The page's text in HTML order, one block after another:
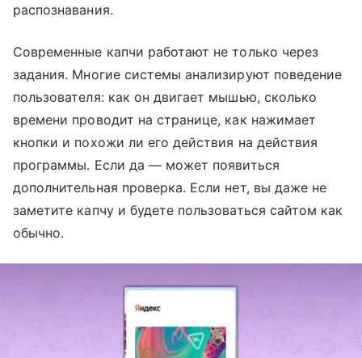
распознавания.
Современные капчи работают не только через
задания. Многие системы анализируют поведение
пользователя: как он двигает мышью, сколько
времени проводит на странице, как нажимает
кнопки и похожи ли его действия на действия
программы. Если да — может появиться
дополнительная проверка. Если нет, вы даже не
заметите капчу и будете пользоваться сайтом как
обычно.